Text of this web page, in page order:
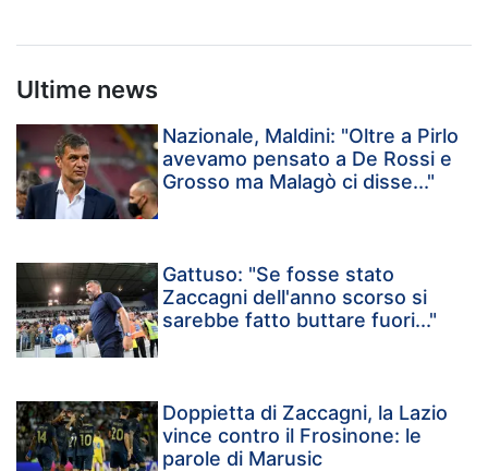
Ultime news
Nazionale, Maldini: "Oltre a Pirlo
avevamo pensato a De Rossi e
Grosso ma Malagò ci disse..."
Gattuso: "Se fosse stato
Zaccagni dell'anno scorso si
sarebbe fatto buttare fuori..."
Doppietta di Zaccagni, la Lazio
vince contro il Frosinone: le
parole di Marusic